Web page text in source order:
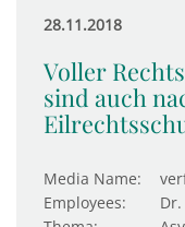
28.11.2018
Voller
sind auch
Media Name:
Employees: